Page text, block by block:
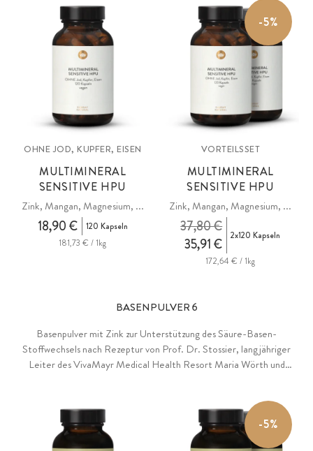
OHNE JOD, KUPFER, EISEN
MULTIMINERAL
SENSITIVE HPU
Zink, Mangan, Magnesium, ...
18,90 €
120 Kapseln
181,73 € / 1kg
-5%
VORTEILSSET
MULTIMINERAL
SENSITIVE HPU
Zink, Mangan, Magnesium, ...
35,91 €
37,80 € 2x120 Kapseln
172,64 € / 1kg
BASENPULVER 6
Basenpulver mit Zink zur Unterstützung des Säure-Basen-
Stoffwechsels nach Rezeptur von Prof. Dr. Stossier, langjähriger
Leiter des VivaMayr Medical Health Resort Maria Wörth und
Spurenelementen enthält: Natriumbicarbonat und -phosphat,
Calciumcarbonat, Magnesiumcitrat und -lactat sowie Zinkcitrat. Als
flexibel dosierbares Pulver sowie als praktische Kapseln, ohne
-5%